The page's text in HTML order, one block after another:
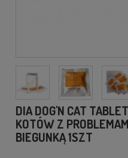
DIA DOG'N CAT
KOTÓW Z
BIEGUNKĄ 1SZT